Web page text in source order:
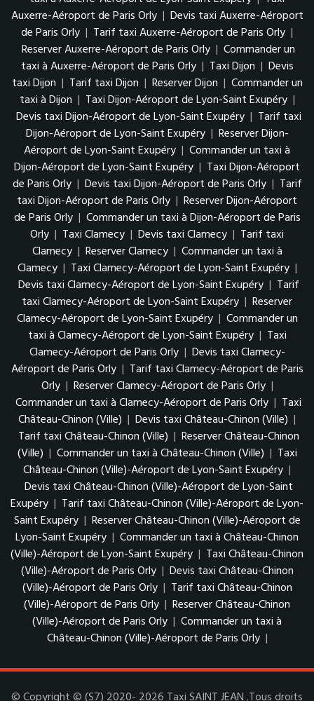
Auxerre-Aéroport de Paris Orly | Devis taxi Auxerre-Aéroport
de Paris Orly | Tarif taxi Auxerre-Aéroport de Paris Orly |
Reserver Auxerre-Aéroport de Paris Orly | Commander un
taxi à Auxerre-Aéroport de Paris Orly | Taxi Dijon | Devis
taxi Dijon | Tarif taxi Dijon | Reserver Dijon | Commander un
taxi à Dijon | Taxi Dijon-Aéroport de Lyon-Saint Exupéry |
Devis taxi Dijon-Aéroport de Lyon-Saint Exupéry | Tarif taxi
Dijon-Aéroport de Lyon-Saint Exupéry | Reserver Dijon-
Aéroport de Lyon-Saint Exupéry | Commander un taxi à
Dijon-Aéroport de Lyon-Saint Exupéry | Taxi Dijon-Aéroport
de Paris Orly | Devis taxi Dijon-Aéroport de Paris Orly | Tarif
taxi Dijon-Aéroport de Paris Orly | Reserver Dijon-Aéroport
de Paris Orly | Commander un taxi à Dijon-Aéroport de Paris
Orly | Taxi Clamecy | Devis taxi Clamecy | Tarif taxi
Clamecy | Reserver Clamecy | Commander un taxi à
Clamecy | Taxi Clamecy-Aéroport de Lyon-Saint Exupéry |
Devis taxi Clamecy-Aéroport de Lyon-Saint Exupéry | Tarif
taxi Clamecy-Aéroport de Lyon-Saint Exupéry | Reserver
Clamecy-Aéroport de Lyon-Saint Exupéry | Commander un
taxi à Clamecy-Aéroport de Lyon-Saint Exupéry | Taxi
Clamecy-Aéroport de Paris Orly | Devis taxi Clamecy-
Aéroport de Paris Orly | Tarif taxi Clamecy-Aéroport de Paris
Orly | Reserver Clamecy-Aéroport de Paris Orly |
Commander un taxi à Clamecy-Aéroport de Paris Orly | Taxi
Château-Chinon (Ville) | Devis taxi Château-Chinon (Ville) |
Tarif taxi Château-Chinon (Ville) | Reserver Château-Chinon
(Ville) | Commander un taxi à Château-Chinon (Ville) | Taxi
Château-Chinon (Ville)-Aéroport de Lyon-Saint Exupéry |
Devis taxi Château-Chinon (Ville)-Aéroport de Lyon-Saint
Exupéry | Tarif taxi Château-Chinon (Ville)-Aéroport de Lyon-
Saint Exupéry | Reserver Château-Chinon (Ville)-Aéroport de
Lyon-Saint Exupéry | Commander un taxi à Château-Chinon
(Ville)-Aéroport de Lyon-Saint Exupéry | Taxi Château-Chinon
(Ville)-Aéroport de Paris Orly | Devis taxi Château-Chinon
(Ville)-Aéroport de Paris Orly | Tarif taxi Château-Chinon
(Ville)-Aéroport de Paris Orly | Reserver Château-Chinon
(Ville)-Aéroport de Paris Orly | Commander un taxi à
Château-Chinon (Ville)-Aéroport de Paris Orly |